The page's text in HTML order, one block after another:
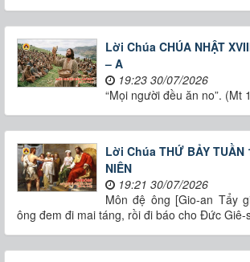
Lời Chúa CHÚA NHẬT
– A
19:23 30/07/2026
“Mọi người đều ăn no”. (Mt
Lời Chúa THỨ BẢY TUẦN
NIÊN
19:21 30/07/2026
Môn đệ ông [Gio-an Tẩy
ông đem đi mai táng, rồi đi báo cho Đức Giê-